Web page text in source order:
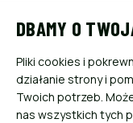
PŁATNOŚCI I
DBAMY O
Pliki cookies i
działanie strony i
Twoich potrzeb.
nas wszystkich tych